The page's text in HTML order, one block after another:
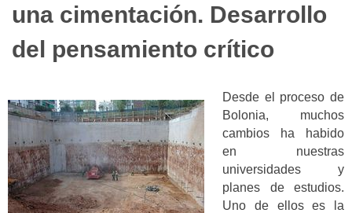
una cimentación. Desarrollo
del pensamiento crítico
Desde el proceso de
Bolonia, muchos
cambios ha habido
en nuestras
universidades y
planes de estudios.
Uno de ellos es la